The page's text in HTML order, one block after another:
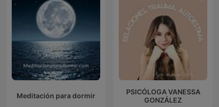
Meditación para dormir
PSICÓLOGA VANESSA
GONZÁLEZ